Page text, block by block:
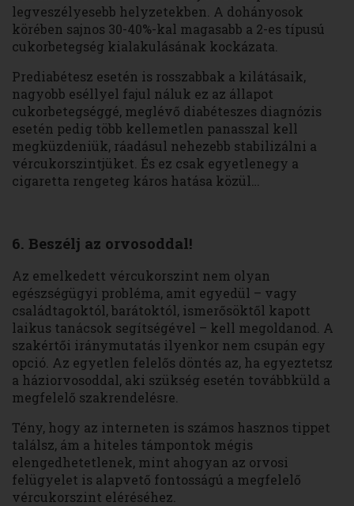
legveszélyesebb helyzetekben. A dohányosok
körében sajnos 30-40%-kal magasabb a 2-es típusú
cukorbetegség kialakulásának kockázata.
Prediabétesz esetén is rosszabbak a kilátásaik,
nagyobb eséllyel fajul náluk ez az állapot
cukorbetegséggé, meglévő diabéteszes diagnózis
esetén pedig több kellemetlen panasszal kell
megküzdeniük, ráadásul nehezebb stabilizálni a
vércukorszintjüket. És ez csak egyetlenegy a
cigaretta rengeteg káros hatása közül…
6. Beszélj az orvosoddal!
Az emelkedett vércukorszint nem olyan
egészségügyi probléma, amit egyedül – vagy
családtagoktól, barátoktól, ismerősöktől kapott
laikus tanácsok segítségével – kell megoldanod. A
szakértői iránymutatás ilyenkor nem csupán egy
opció. Az egyetlen felelős döntés az, ha egyeztetsz
a háziorvosoddal, aki szükség esetén továbbküld a
megfelelő szakrendelésre.
Tény, hogy az interneten is számos hasznos tippet
találsz, ám a hiteles támpontok mégis
elengedhetetlenek, mint ahogyan az orvosi
felügyelet is alapvető fontosságú a megfelelő
vércukorszint eléréséhez.